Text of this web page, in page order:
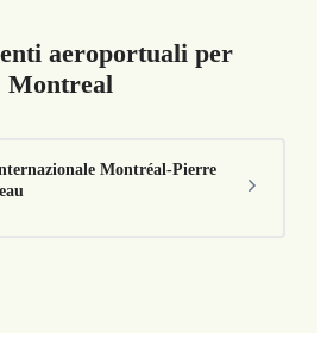
aeroportuali per
Montreal
Montréal-Pierre